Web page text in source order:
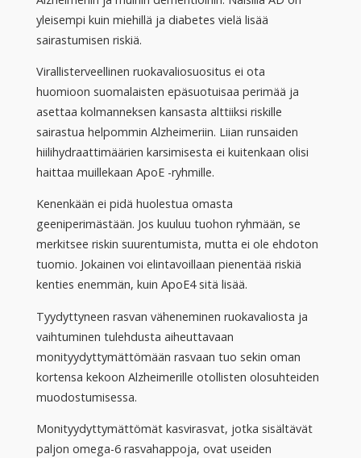
yleisempi kuin miehillä ja diabetes vielä lisää
sairastumisen riskiä.
Virallisterveellinen ruokavaliosuositus ei ota
huomioon suomalaisten epäsuotuisaa perimää ja
asettaa kolmanneksen kansasta alttiiksi riskille
sairastua helpommin Alzheimeriin. Liian runsaiden
hiilihydraattimäärien karsimisesta ei kuitenkaan olisi
haittaa muillekaan ApoE -ryhmille.
Kenenkään ei pidä huolestua omasta
geeniperimästään. Jos kuuluu tuohon ryhmään, se
merkitsee riskin suurentumista, mutta ei ole ehdoton
tuomio. Jokainen voi elintavoillaan pienentää riskiä
kenties enemmän, kuin ApoE4 sitä lisää.
Tyydyttyneen rasvan väheneminen ruokavaliosta ja
vaihtuminen tulehdusta aiheuttavaan
monityydyttymättömään rasvaan tuo sekin oman
kortensa kekoon Alzheimerille otollisten olosuhteiden
muodostumisessa.
Monityydyttymättömät kasvirasvat, jotka sisältävät
paljon omega-6 rasvahappoja, ovat useiden